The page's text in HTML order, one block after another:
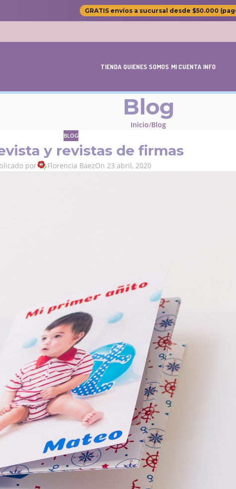
GRATIS envíos a sucursal desde $50.000
TIENDA QUIENES SOMOS MI CUENTA INFO
Blog
Inicio Blog
BLOG
y revistas de firmas
por Florencia BaezOn 23 abril, 2020